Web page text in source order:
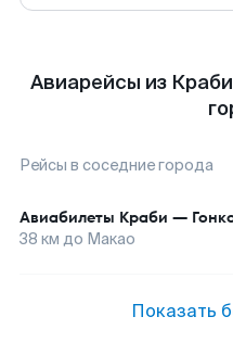
Авиарейсы из
Рейсы в соседние города
Авиабилеты Краби —
38 км до Макао
Показать